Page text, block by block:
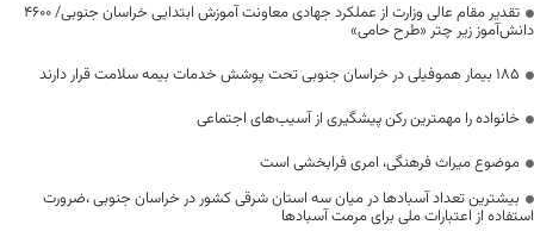
تقدیر مقام عالی وزارت از عملکرد جهادی معاونت آموزش ابتدایی خراسان جنوبی/ ۴۶۰۰
دانش‌آموز زیر چتر «طرح حامی»
۱۸۵ بیمار هموفیلی در خراسان جنوبی تحت پوشش خدمات بیمه سلامت قرار دارند
خانواده را مهمترین رکن پیشگیری از آسیب‌های اجتماعی
موضوع میراث فرهنگی، امری فرابخشی است
بیشترین تعداد آسبادها در میان سه استان شرقی کشور در خراسان جنوبی ،ضرورت
استفاده از اعتبارات ملی برای مرمت آسبادها